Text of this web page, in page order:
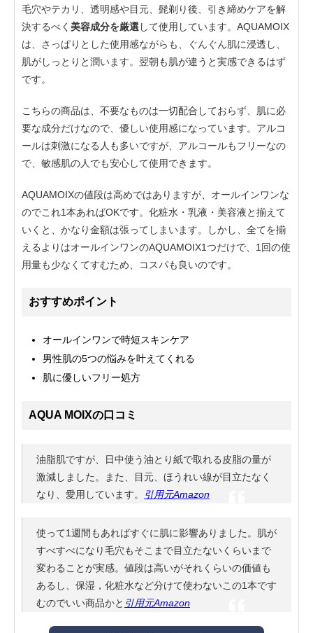
毛穴やテカリ、透明感や目元、髭剃り後、引き締めケアを解
決するべく 美容成分を厳選 して使用しています。AQUAMOIX
は、さっぱりとした使用感ながらも、ぐんぐん肌に浸透し、
肌がしっとりと潤います。翌朝も肌が違うと実感できるはず
です。
こちらの商品は、不要なものは一切配合しておらず、肌に必
要な成分だけなので、優しい使用感になっています。アルコ
ールは刺激になる人も多いですが、アルコールもフリーなの
で、敏感肌の人でも安心して使用できます。
AQUAMOIXの値段は高めではありますが、オールインワンな
のでこれ1本あればOKです。化粧水・乳液・美容液と揃えて
いくと、かなり金額は張ってしまいます。しかし、全てを揃
えるよりはオールインワンのAQUAMOIX1つだけで、1回の使
用量も少なくてすむため、コスパも良いのです。
おすすめポイント
オールインワンで時短スキンケア
男性肌の5つの悩みを叶えてくれる
肌に優しいフリー処方
AQUA MOIXの口コミ
油脂肌ですが、日中使う油とり紙で取れる皮脂の量が
激減しました。また、目元、ほうれい線が目立たなく
なり、愛用しています。
引用元Amazon
使って1週間もあればすぐに肌に影響ありました。肌が
すべすべになり毛穴もそこまで目立たないくらいまで
変わることが実感。値段は高いがそれくらいの価値も
あるし、保湿，化粧水など分けて使わないこの1本です
むのでいい商品かと 引用元Amazon